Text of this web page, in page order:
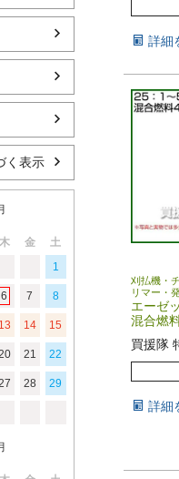
く表示
木 金
土
1
6 7 8
13 14 15
21 22
28 29
詳細
刈払機・
リマー・
エーゼ
混合燃
買援隊
詳細